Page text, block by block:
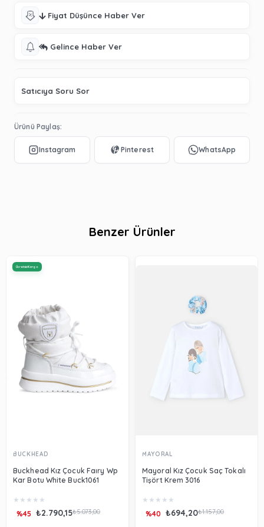
Fiyat Düşünce Haber Ver
Gelince Haber Ver
Satıcıya Soru Sor
Ürünü Paylaş:
Benzer Ürünler
BUCKHEAD
Buckhead Kız Çocuk Faıry Wp
Kar Botu White Buck1061
★ ★ ★ ★ ★
₺2.790,15₺5.073,00
%45
Ücretsiz Kargo
MAYORAL
Mayoral Kız Çocuk Saç Tokalı
Tişört Krem 3016
★ ★ ★ ★ ★
₺694,20₺1.157,00
%40